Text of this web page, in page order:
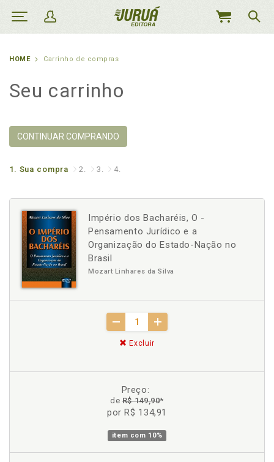
MEU
HOME Carrinho de compras
Seu carrinho
CONTINUAR COMPRANDO
1. Sua compra 2. 3. 4.
Império dos Bacharéis, O -
Pensamento Jurídico e a
Organização do Estado-Nação no
Brasil
Mozart Linhares da Silva
Excluir
Preço:
deR$ 149,90*
por R$ 134,91
item com 10%